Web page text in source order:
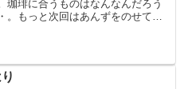
珈琲に合うものはなんなんだろう
。もっと次回はあんずをのせてみ
ョコラ